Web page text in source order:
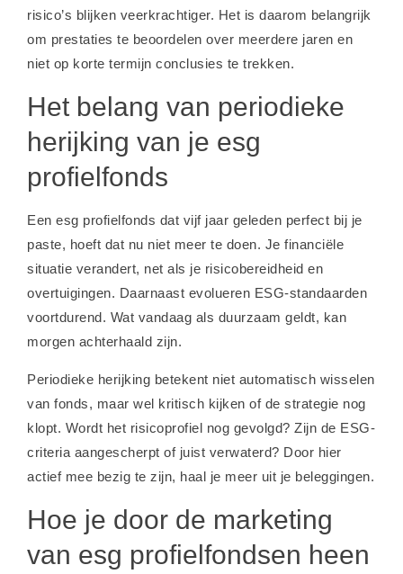
risico’s blijken veerkrachtiger. Het is daarom belangrijk
om prestaties te beoordelen over meerdere jaren en
niet op korte termijn conclusies te trekken.
Het belang van periodieke
herijking van je esg
profielfonds
Een esg profielfonds dat vijf jaar geleden perfect bij je
paste, hoeft dat nu niet meer te doen. Je financiële
situatie verandert, net als je risicobereidheid en
overtuigingen. Daarnaast evolueren ESG-standaarden
voortdurend. Wat vandaag als duurzaam geldt, kan
morgen achterhaald zijn.
Periodieke herijking betekent niet automatisch wisselen
van fonds, maar wel kritisch kijken of de strategie nog
klopt. Wordt het risicoprofiel nog gevolgd? Zijn de ESG-
criteria aangescherpt of juist verwaterd? Door hier
actief mee bezig te zijn, haal je meer uit je beleggingen.
Hoe je door de marketing
van esg profielfondsen heen